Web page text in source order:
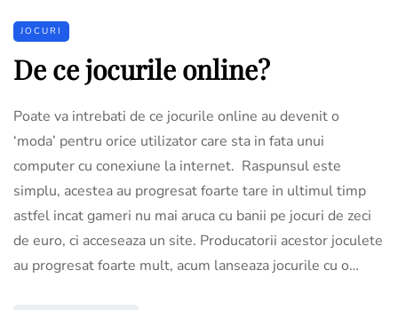
JOCURI
De ce jocurile online?
Poate va intrebati de ce jocurile online au devenit o
‘moda’ pentru orice utilizator care sta in fata unui
computer cu conexiune la internet. Raspunsul este
simplu, acestea au progresat foarte tare in ultimul timp
astfel incat gameri nu mai aruca cu banii pe jocuri de zeci
de euro, ci acceseaza un site. Producatorii acestor joculete
au progresat foarte mult, acum lanseaza jocurile cu o…